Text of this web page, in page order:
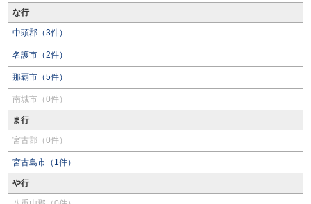
な行
中頭郡（3件）
名護市（2件）
那覇市（5件）
南城市（0件）
ま行
宮古郡（0件）
宮古島市（1件）
や行